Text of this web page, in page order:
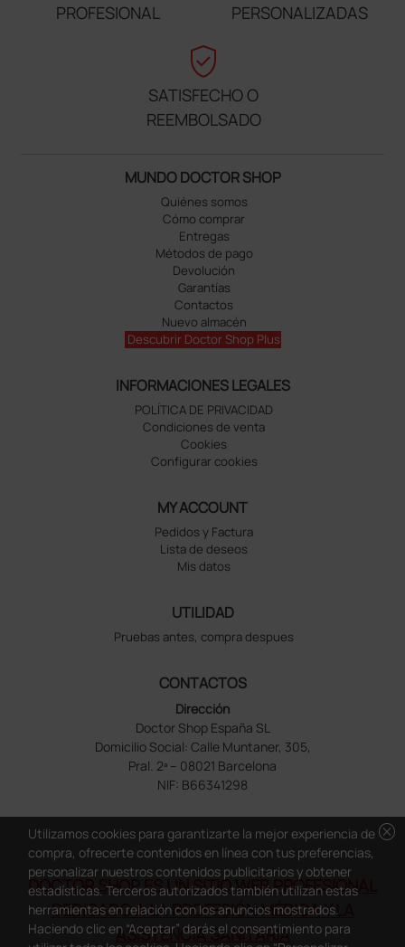
PROFESIONAL
PERSONALIZADAS
verified_user
SATISFECHO O
REEMBOLSADO
MUNDO DOCTOR SHOP
Quiénes somos
Cómo comprar
Entregas
Métodos de pago
Devolución
Garantías
Contactos
Nuevo almacén
Descubrir Doctor Shop Plus
INFORMACIONES LEGALES
POLÍTICA DE PRIVACIDAD
Condiciones de venta
Cookies
Configurar cookies
MY ACCOUNT
Pedidos y Factura
Lista de deseos
Mis datos
UTILIDAD
Pruebas antes, compra despues
CONTACTOS
Dirección
Doctor Shop España SL
Domicilio Social: Calle Muntaner, 305,
Pral. 2ª – 08021 Barcelona
NIF: B66341298
DOCTOR SHOP ES UN SITIO WEB PROFESIONAL
DEDICADO A LA PROFESIÓN MÉDICA Y LA
ASISTENCIA SANITARIA
cancel
Utilizamos cookies para garantizarte la mejor experiencia de
compra, ofrecerte contenidos en línea con tus preferencias,
personalizar nuestros contenidos publicitarios y obtener
estadísticas. Terceros autorizados también utilizan estas
herramientas en relación con los anuncios mostrados.
Haciendo clic en “Aceptar” darás el consentimiento para